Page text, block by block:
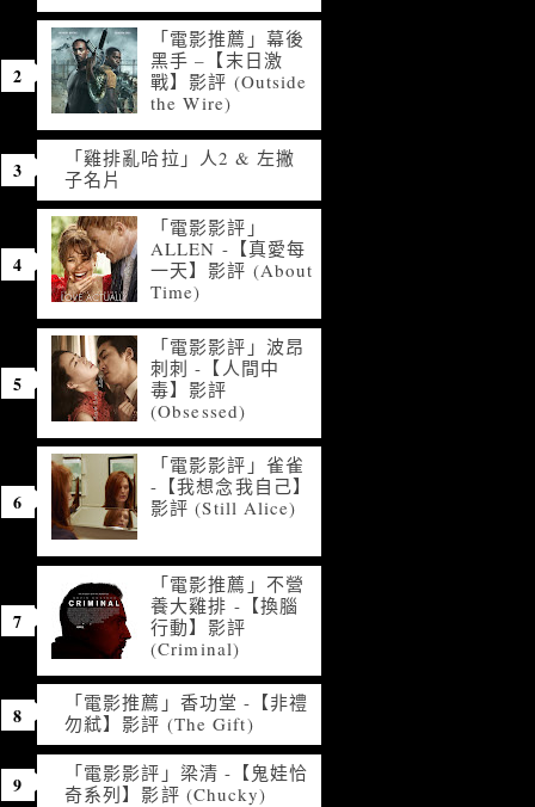
「電影推薦」幕後
黑手 –【末日激
戰】影評 (Outside
the Wire)
「雞排亂哈拉」人2 & 左撇
子名片
「電影影評」
ALLEN -【真愛每
一天】影評 (About
Time)
「電影影評」波昂
刺刺 -【人間中
毒】影評
(Obsessed)
「電影影評」雀雀
-【我想念我自己】
影評 (Still Alice)
「電影推薦」不營
養大雞排 -【換腦
行動】影評
(Criminal)
「電影推薦」香功堂 -【非禮
勿弒】影評 (The Gift)
「電影影評」梁清 -【鬼娃恰
奇系列】影評 (Chucky)